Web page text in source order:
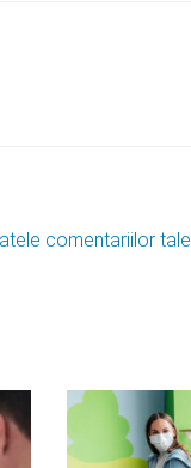
comentariilor tale